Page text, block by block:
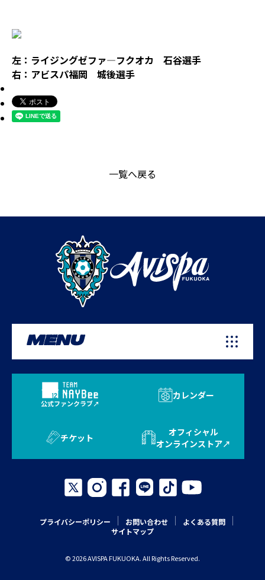
左：ライジングゼファ―フクオカ 石谷選手
右：アビスパ福岡 城後選手
一覧へ戻る
MENU
公式ファンクラブ
カレンダー
チケット
オフィシャル
オンラインストア
プライバシーポリシー お問い合わせ
よくある質問
サイトマップ
© 2026 AVISPA FUKUOKA. All Rights Reserved.